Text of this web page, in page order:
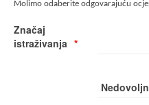
Molimo odaberite odgovarajuću
Značaj
istraživanja